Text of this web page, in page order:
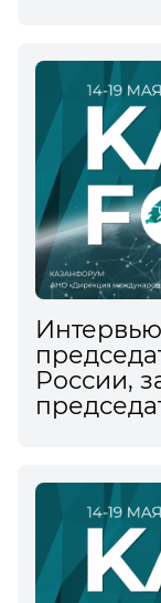
России,
ТАСС на